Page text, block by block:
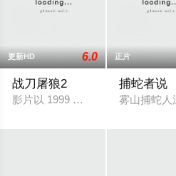
更新HD 6.0
战刀屠狼2
影片以 1999 年西南边境为背景，
正片
捕蛇者说
雾山捕蛇人